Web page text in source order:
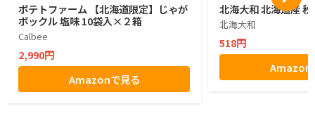
ポテトファーム 【北海道限定】じゃが
ポックル 塩味 10袋入×２箱
Calbee
2,990円
Amazonで見る
北海大和 北海道産
北海大和
518円
Amazon